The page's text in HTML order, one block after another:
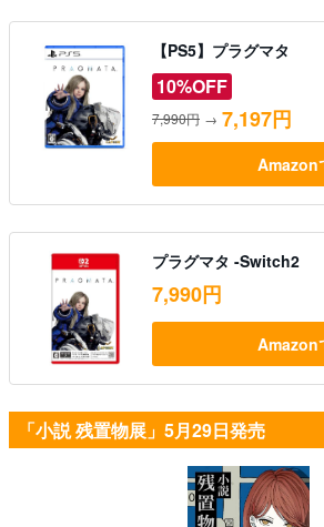
【PS5】プラグマタ
10%OFF
7,990円 → 7,197円
Amazon
プラグマタ -Switch2
7,990円
Amazon
「小説 残置物展」5月29日発売